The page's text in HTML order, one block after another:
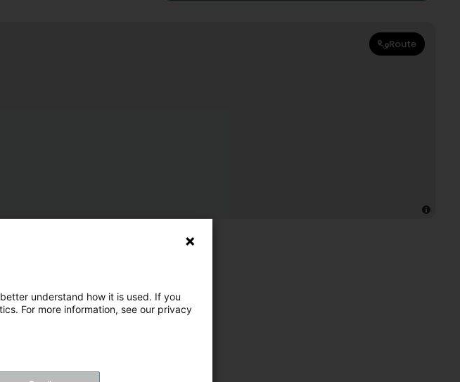
Route
understand how it is used. If you
For more information, see our privacy